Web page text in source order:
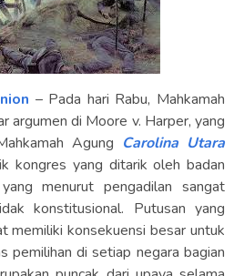
– Pada hari Rabu, Mahkamah
argumen di Moore v. Harper, yang
Agung Carolina Utara
kongres yang ditarik oleh badan
menurut pengadilan sangat
konstitusional. Putusan yang
memiliki konsekuensi besar untuk
pemilihan di setiap negara bagian